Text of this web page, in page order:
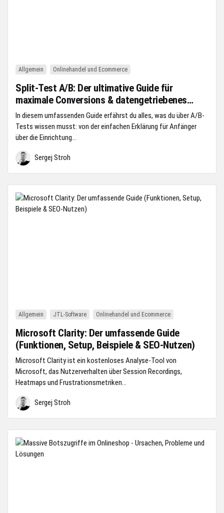
Allgemein Onlinehandel und Ecommerce
Split-Test A/B: Der ultimative Guide für
maximale Conversions & datengetriebenes
Wachstum
In diesem umfassenden Guide erfährst du alles, was du über A/B-
Tests wissen musst: von der einfachen Erklärung für Anfänger
über die Einrichtung...
Sergej Stroh
Allgemein JTL-Software Onlinehandel und Ecommerce
Microsoft Clarity: Der umfassende Guide
(Funktionen, Setup, Beispiele & SEO-Nutzen)
Microsoft Clarity ist ein kostenloses Analyse-Tool von
Microsoft, das Nutzerverhalten über Session Recordings,
Heatmaps und Frustrationsmetriken...
Sergej Stroh